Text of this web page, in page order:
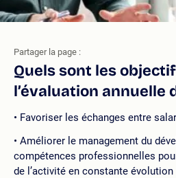
Quels sont les
l’évaluation annuelle
Favoriser les échanges entre
Améliorer le management du
compétences professionnelles
de l’activité en constante évolution
Partager la page :